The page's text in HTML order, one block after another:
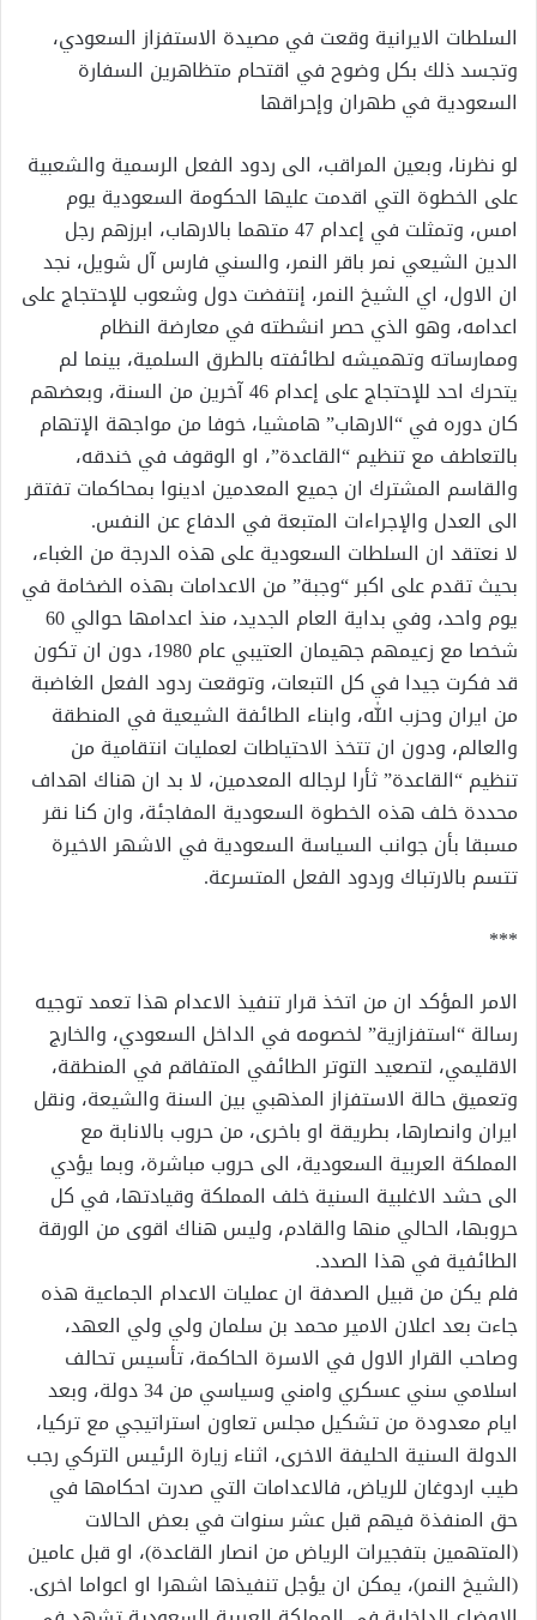
السلطات الايرانية وقعت في مصيدة الاستفزاز السعودي،
وتجسد ذلك بكل وضوح في اقتحام متظاهرين السفارة
السعودية في طهران وإحراقها
لو نظرنا، وبعين المراقب، الى ردود الفعل الرسمية والشعبية
على الخطوة التي اقدمت عليها الحكومة السعودية يوم
امس، وتمثلت في إعدام 47 متهما بالارهاب، ابرزهم رجل
الدين الشيعي نمر باقر النمر، والسني فارس آل شويل، نجد
ان الاول، اي الشيخ النمر، إنتفضت دول وشعوب للإحتجاج على
اعدامه، وهو الذي حصر انشطته في معارضة النظام
وممارساته وتهميشه لطائفته بالطرق السلمية، بينما لم
يتحرك احد للإحتجاج على إعدام 46 آخرين من السنة، وبعضهم
كان دوره في “الارهاب” هامشيا، خوفا من مواجهة الإتهام
بالتعاطف مع تنظيم “القاعدة”، او الوقوف في خندقه،
والقاسم المشترك ان جميع المعدمين ادينوا بمحاكمات تفتقر
الى العدل والإجراءات المتبعة في الدفاع عن النفس.
لا نعتقد ان السلطات السعودية على هذه الدرجة من الغباء،
بحيث تقدم على اكبر “وجبة” من الاعدامات بهذه الضخامة في
يوم واحد، وفي بداية العام الجديد، منذ اعدامها حوالي 60
شخصا مع زعيمهم جهيمان العتيبي عام 1980، دون ان تكون
قد فكرت جيدا في كل التبعات، وتوقعت ردود الفعل الغاضبة
من ايران وحزب الله، وابناء الطائفة الشيعية في المنطقة
والعالم، ودون ان تتخذ الاحتياطات لعمليات انتقامية من
تنظيم “القاعدة” ثأرا لرجاله المعدمين، لا بد ان هناك اهداف
محددة خلف هذه الخطوة السعودية المفاجئة، وان كنا نقر
مسبقا بأن جوانب السياسة السعودية في الاشهر الاخيرة
تتسم بالارتباك وردود الفعل المتسرعة.
***
الامر المؤكد ان من اتخذ قرار تنفيذ الاعدام هذا تعمد توجيه
رسالة “استفزازية” لخصومه في الداخل السعودي، والخارج
الاقليمي، لتصعيد التوتر الطائفي المتفاقم في المنطقة،
وتعميق حالة الاستفزاز المذهبي بين السنة والشيعة، ونقل
ايران وانصارها، بطريقة او باخرى، من حروب بالانابة مع
المملكة العربية السعودية، الى حروب مباشرة، وبما يؤدي
الى حشد الاغلبية السنية خلف المملكة وقيادتها، في كل
حروبها، الحالي منها والقادم، وليس هناك اقوى من الورقة
الطائفية في هذا الصدد.
فلم يكن من قبيل الصدفة ان عمليات الاعدام الجماعية هذه
جاءت بعد اعلان الامير محمد بن سلمان ولي ولي العهد،
وصاحب القرار الاول في الاسرة الحاكمة، تأسيس تحالف
اسلامي سني عسكري وامني وسياسي من 34 دولة، وبعد
ايام معدودة من تشكيل مجلس تعاون استراتيجي مع تركيا،
الدولة السنية الحليفة الاخرى، اثناء زيارة الرئيس التركي رجب
طيب اردوغان للرياض، فالاعدامات التي صدرت احكامها في
حق المنفذة فيهم قبل عشر سنوات في بعض الحالات
(المتهمين بتفجيرات الرياض من انصار القاعدة)، او قبل عامين
(الشيخ النمر)، يمكن ان يؤجل تنفيذها اشهرا او اعواما اخرى.